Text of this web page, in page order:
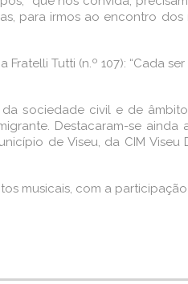
para irmos ao encontro
Tutti (n.º 107): “Cada
sociedade civil e de
Destacaram-se ainda
de Viseu, da CIM Viseu
musicais, com a